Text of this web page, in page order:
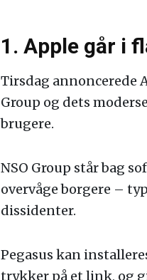
1. Apple går i
Tirsdag annoncerede
Group og dets
brugere.
NSO Group står bag
overvåge borgere –
dissidenter.
Pegasus kan
trykker på et link, og